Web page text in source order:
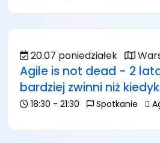
20.07 poniedziałek
Agile is not dead - 2
bardziej zwinni niż
18:30 - 21:30 Spotkanie